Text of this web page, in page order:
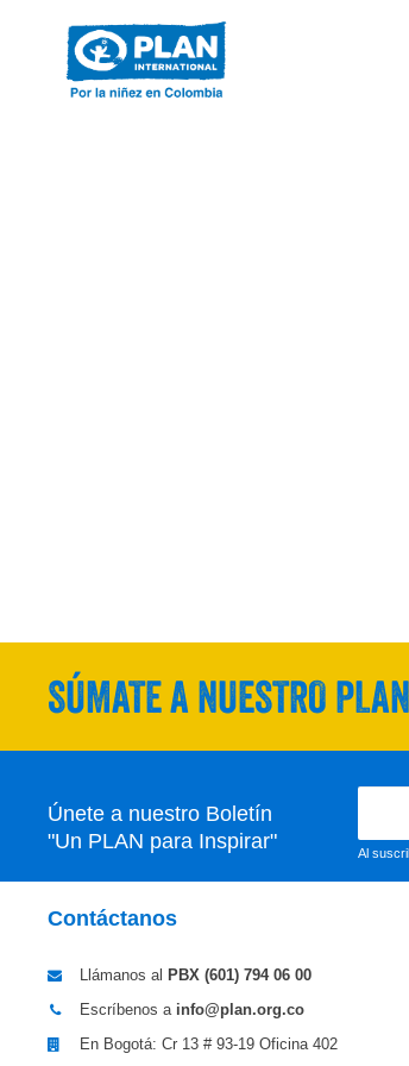
SÚMATE A NUESTRO
Únete a nuestro Boletín
"Un PLAN para Inspirar"
Al
Contáctanos
Llámanos al PBX (601) 794 06 00
Escríbenos a info@plan.org.co
En Bogotá: Cr 13 # 93-19 Oficina 402